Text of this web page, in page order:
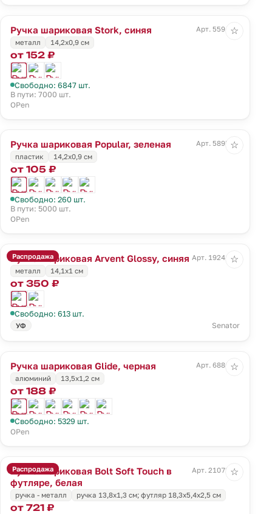
Ручка шариковая Stork, синяя
Арт. 5594.40
металл
14,2х0,9 см
от 152 ₽
Свободно: 6847 шт.
В пути: 7000 шт.
OPen
☆
Ручка шариковая Popular, зеленая
Арт. 5895.90
пластик
14,2х0,9 см
от 105 ₽
Свободно: 260 шт.
В пути: 5000 шт.
OPen
☆
Распродажа
Ручка шариковая Arvent Glossy, синяя Арт. 19241.40
металл
14,1х1 см
от 350 ₽
Свободно: 613 шт.
УФ Senator
☆
Ручка шариковая Glide, черная
Арт. 6886.30
алюминий
13,5х1,2 см
от 188 ₽
Свободно: 5329 шт.
OPen
☆
Распродажа
Ручка шариковая Bolt Soft Touch в
футляре, белая
Арт. 21072.60
ручка - металл ручка 13,8х1,3 см; футляр 18,3х5,4х2,5 см
от 721 ₽
☆